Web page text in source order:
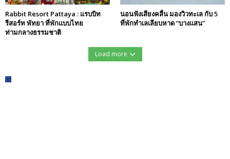
Rabbit Resort Pattaya : แรบบิท
รีสอร์ท พัทยา ที่พักแบบไทย
ท่ามกลางธรรมชาติ
นอนฟังเสียงคลื่น มองวิวทะเล กับ 5
ที่พักทำเลเลียบหาด “บางแสน”
Load more